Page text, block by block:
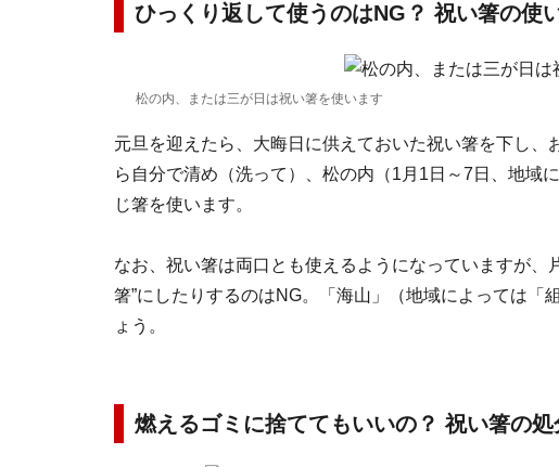
ひっくり返して使うのはNG？ 祝い箸の使
松の内、または三が日は祝い箸を使います
元旦を迎えたら、大晦日に供えておいた祝い箸を下し
ら自分で清め（洗って）、松の内（1月1日～7日、地域
じ箸を使います。
なお、祝い箸は両口とも使えるようになっていますが、
箸”にしたりするのはNG。「海山」（地域によっては「
ょう。
燃えるゴミに捨ててもいいの？ 祝い箸の処